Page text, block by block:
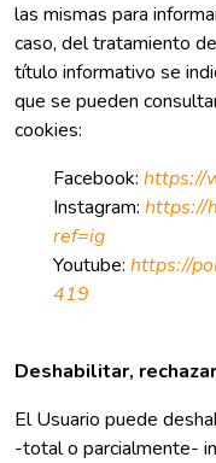
las mismas para
caso, del tratamiento
título informativo se
que se pueden
cookies:
Facebook: https://
Instagram: https://
ref=ig
Youtube: https://
419
Deshabilitar,
El Usuario puede
-total o parcialmente-